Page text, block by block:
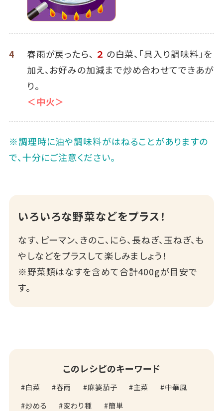
4 春雨が戻ったら､ ２ の白菜、「具入り調味料」を
加え、お好みの加減まで炒め合わせてできあが
り。
＜中火＞
※調理時に油や調味料がはねることがありますの
で、十分にご注意ください。
いろいろな野菜などをプラス！
なす、ピーマン、きのこ、にら、長ねぎ、玉ねぎ、も
やしなどをプラスして楽しみましょう！
※野菜類はなすを含めて合計400gが目安で
す。
このレシピのキーワード
白菜 春雨 麻婆茄子 主菜
中華風
炒める
変わり種 簡単